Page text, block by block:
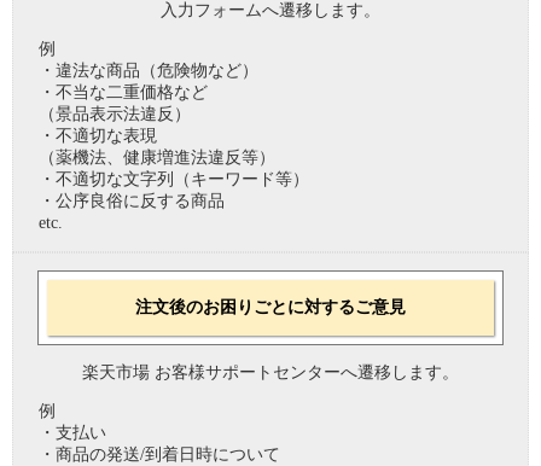
入力フォームへ遷移します。
例
・違法な商品（危険物など）
・不当な二重価格など
（景品表示法違反）
・不適切な表現
（薬機法、健康増進法違反等）
・不適切な文字列（キーワード等）
・公序良俗に反する商品
etc.
注文後のお困りごとに対するご意見
楽天市場 お客様サポートセンターへ遷移します。
例
・支払い
・商品の発送/到着日時について